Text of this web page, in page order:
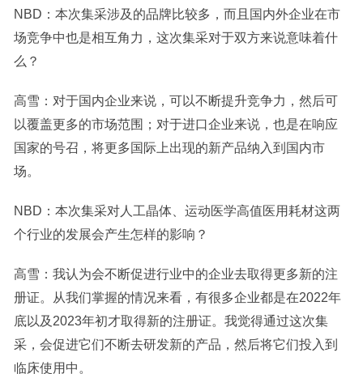
NBD：本次集采涉及的品牌比较多，而且国内外企业在市
场竞争中也是相互角力，这次集采对于双方来说意味着什
么？
高雪：对于国内企业来说，可以不断提升竞争力，然后可
以覆盖更多的市场范围；对于进口企业来说，也是在响应
国家的号召，将更多国际上出现的新产品纳入到国内市
场。
NBD：本次集采对人工晶体、运动医学高值医用耗材这两
个行业的发展会产生怎样的影响？
高雪：我认为会不断促进行业中的企业去取得更多新的注
册证。从我们掌握的情况来看，有很多企业都是在2022年
底以及2023年初才取得新的注册证。我觉得通过这次集
采，会促进它们不断去研发新的产品，然后将它们投入到
临床使用中。